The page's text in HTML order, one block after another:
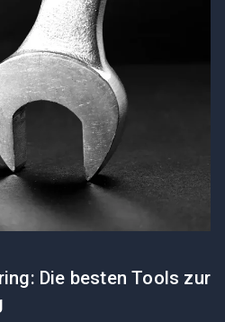
Die besten Tools zur